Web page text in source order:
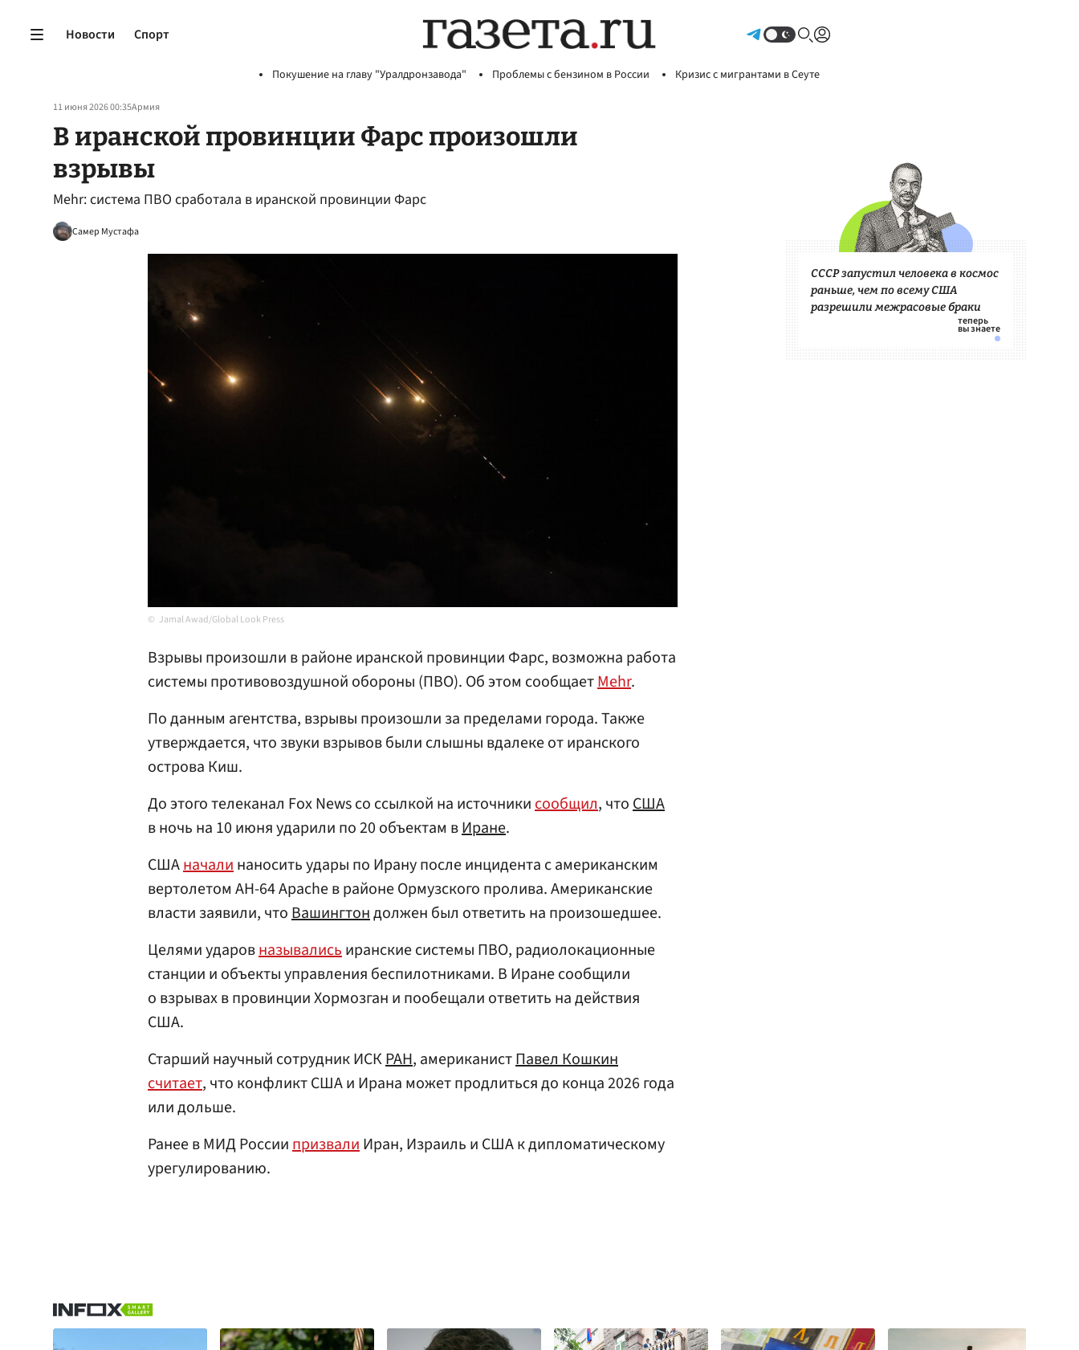
Новости Спорт
Покушение на главу "Уралдронзавода" Проблемы с бензином в России Кризис с мигрантами в Сеуте
11 июня 2026 00:35Армия
В иранской провинции Фарс произошли
взрывы
Mehr: система ПВО сработала в иранской провинции Фарс
Самер Мустафа
Jamal Awad/Global Look Press
Взрывы произошли в районе иранской провинции Фарс, возможна работа
системы противовоздушной обороны (ПВО). Об этом сообщаетMehr.
По данным агентства, взрывы произошли за пределами города. Также
утверждается, что звуки взрывов были слышны вдалеке от иранского
острова Киш.
До этого телеканал Fox News со ссылкой на источникисообщил, чтоСША
в ночь на 10 июня ударили по 20 объектам вИране.
СШАначалинаносить удары по Ирану после инцидента с американским
вертолетом AH-64 Apache в районе Ормузского пролива. Американские
власти заявили, чтоВашингтондолжен был ответить на произошедшее.
Целями ударовназывалисьиранские системы ПВО, радиолокационные
станции и объекты управления беспилотниками. В Иране сообщили
о взрывах в провинции Хормозган и пообещали ответить на действия
США.
Старший научный сотрудник ИСКРАН, американистПавел Кошкин
считает, что конфликт США и Ирана может продлиться до конца 2026 года
или дольше.
Ранее в МИД РоссиипризвалиИран, Израиль и США к дипломатическому
урегулированию.
СССР запустил человека в космос
раньше, чем по всему США
разрешили межрасовые браки